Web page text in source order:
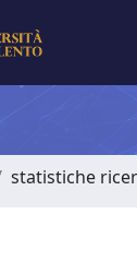
statistiche